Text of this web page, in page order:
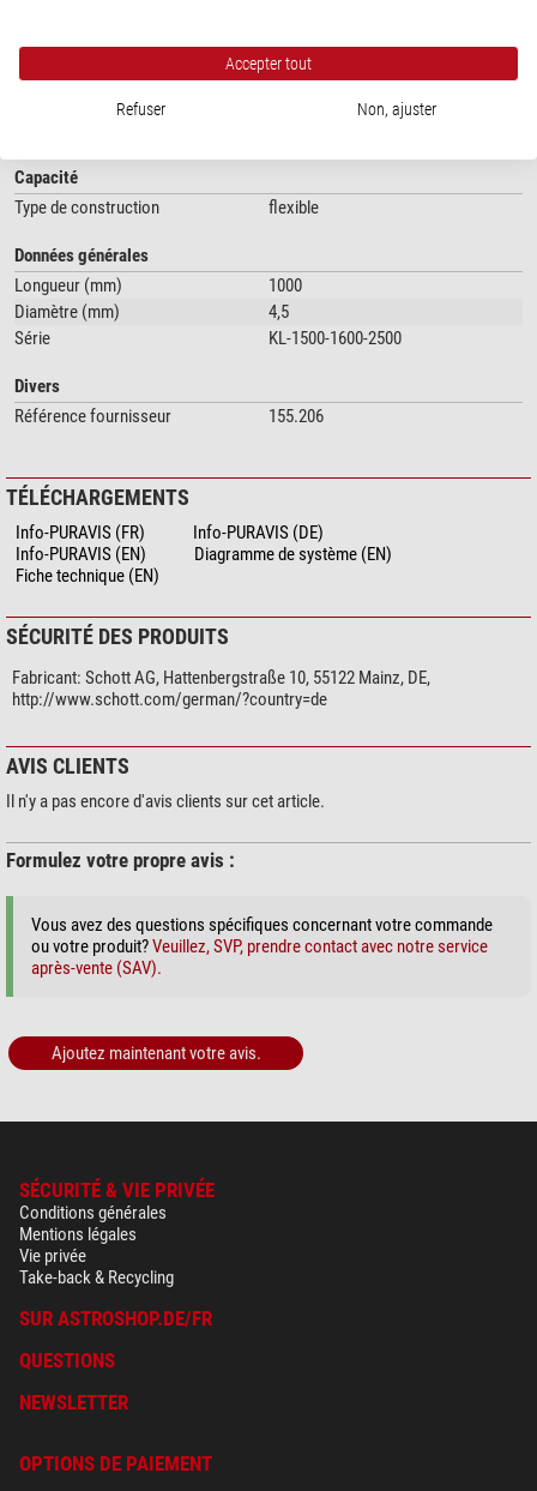
montre plus...
SPÉCIFICATIONS
Capacité
Type de construction
flexible
Données générales
Longueur (mm)
1000
Diamètre (mm)
4,5
Série
KL-1500-1600-2500
Divers
Référence fournisseur
155.206
TÉLÉCHARGEMENTS
Info-PURAVIS (FR)
Info-PURAVIS (DE)
Info-PURAVIS (EN)
Diagramme de système (EN)
Fiche technique (EN)
SÉCURITÉ DES PRODUITS
Fabricant: Schott AG, Hattenbergstraße 10, 55122 Mainz, DE,
http://www.schott.com/german/?country=de
AVIS CLIENTS
Il n'y a pas encore d'avis clients sur cet article.
Formulez votre propre avis :
Vous avez des questions spécifiques concernant votre commande
ou votre produit?Veuillez, SVP, prendre contact avec notre service
après-vente (SAV).
Ajoutez maintenant votre avis.
SÉCURITÉ & VIE PRIVÉE
Conditions générales
Mentions légales
Vie privée
Take-back & Recycling
SUR ASTROSHOP.DE/FR
QUESTIONS
NEWSLETTER
OPTIONS DE PAIEMENT
Accepter tout
Refuser Non, ajuster